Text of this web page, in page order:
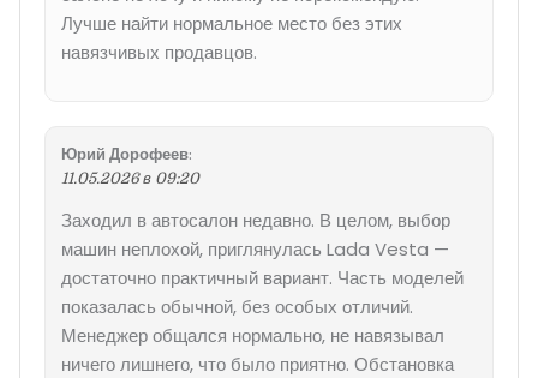
Лучше найти нормальное место без этих
навязчивых продавцов.
Юрий Дорофеев:
11.05.2026 в 09:20
Заходил в автосалон недавно. В целом, выбор
машин неплохой, приглянулась Lada Vesta —
достаточно практичный вариант. Часть моделей
показалась обычной, без особых отличий.
Менеджер общался нормально, не навязывал
ничего лишнего, что было приятно. Обстановка